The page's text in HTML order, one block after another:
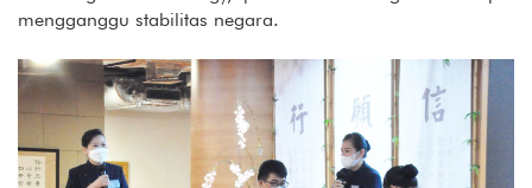
mengganggu stabilitas negara.